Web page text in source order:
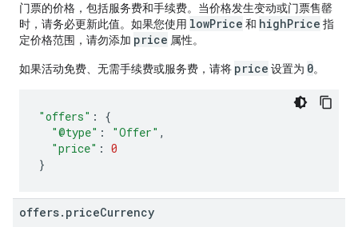
门票的价格，包括服务费和手续费。当价格发生变动或门票售罄
时，请务必更新此值。如果您使用 lowPrice 和 highPrice 指
定价格范围，请勿添加 price 属性。
如果活动免费、无需手续费或服务费，请将 price 设置为 0。
"offers" :
{
"@type" : "Offer" ,
"price" : 0
}
offers. priceCurrency